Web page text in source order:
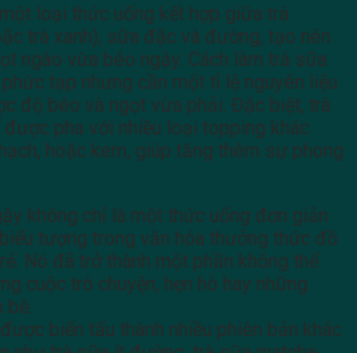
loại thức uống kết hợp giữa trà
trà xanh), sữa đặc và đường, tạo nên
ngào vừa béo ngậy. Cách làm trà sữa
tạp nhưng cần một tỉ lệ nguyên liệu
độ béo và ngọt vừa phải. Đặc biệt, trà
pha với nhiều loại topping khác
hoặc kem, giúp tăng thêm sự phong
không chỉ là một thức uống đơn giản
tượng trong văn hóa thưởng thức đồ
Nó đã trở thành một phần không thể
cuộc trò chuyện, hẹn hò hay những
biến tấu thành nhiều phiên bản khác